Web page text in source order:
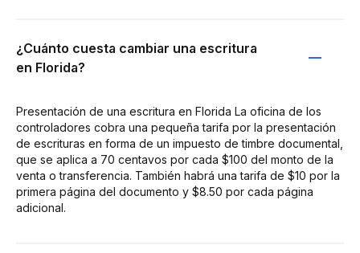
¿Cuánto cuesta cambiar una escritura
en Florida?
Presentación de una escritura en Florida La oficina de los
controladores cobra una pequeña tarifa por la presentación
de escrituras en forma de un impuesto de timbre documental,
que se aplica a 70 centavos por cada $100 del monto de la
venta o transferencia. También habrá una tarifa de $10 por la
primera página del documento y $8.50 por cada página
adicional.